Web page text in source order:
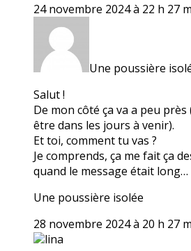
24 novembre 2024 à 22 h 27
Une poussière
Salut !
De mon côté ça va a peu
être dans les jours à venir).
Et toi, comment tu vas ?
Je comprends, ça me fait ça
quand le message était long…
Une poussière isolée
28 novembre 2024 à 20 h 27
lina